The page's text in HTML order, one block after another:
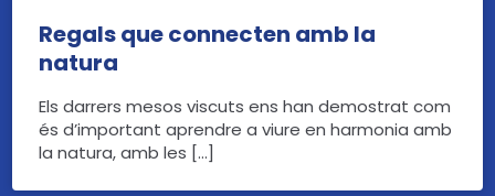
Regals que connecten amb la
natura
Els darrers mesos viscuts ens han demostrat com
és d’important aprendre a viure en harmonia amb
la natura, amb les […]